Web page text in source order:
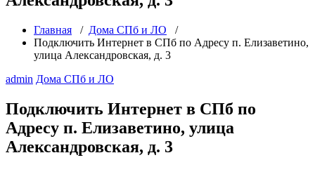
Главная / Дома СПб и ЛО /
Подключить Интернет в СПб по Адресу п. Елизаветино,
улица Александровская, д. 3
admin Дома СПб и ЛО
Подключить Интернет в СПб по
Адресу п. Елизаветино, улица
Александровская, д. 3